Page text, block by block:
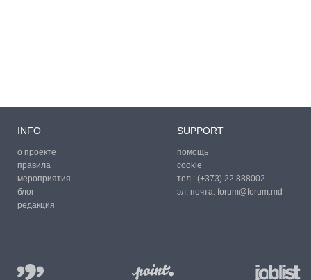
INFO
о проекте
правила
мероприятия
блог
редакция
SUPPORT
помощь
cookie
тел.: (+373) 22 888002
эл. почта: forum@forum.md